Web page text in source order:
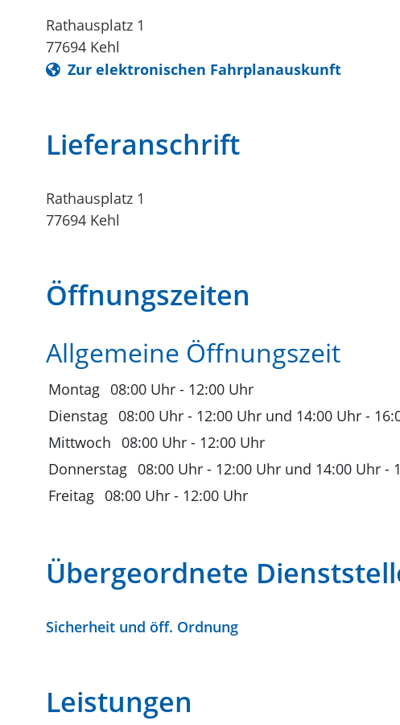
Rathausplatz 1
77694 Kehl
Zur elektronischen Fahrplanauskunft
Lieferanschrift
Rathausplatz 1
77694 Kehl
Öffnungszeiten
Allgemeine Öffnungszeit
Montag 08:00 Uhr - 12:00 Uhr
Dienstag 08:00 Uhr - 12:00 Uhr und 14:00 Uhr -
Mittwoch
08:00 Uhr - 12:00 Uhr
Donnerstag 08:00 Uhr - 12:00 Uhr und 14:00 Uhr -
Freitag 08:00 Uhr - 12:00 Uhr
Übergeordnete
Sicherheit und öff. Ordnung
Leistungen